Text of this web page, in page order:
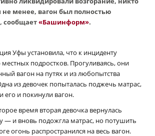
не менее, вагон был полностью
сообщает«Башинформ».
Уфы установила, что к инциденту
подростков. Прогуливаясь, они
вагон на путях и из любопытства
из девочек попыталась поджечь матрас,
его и покинули вагон.
время вторая девочка вернулась
— и вновь подожгла матрас, но потушить
огонь распространился на весь вагон.